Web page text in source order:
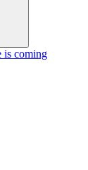
is coming